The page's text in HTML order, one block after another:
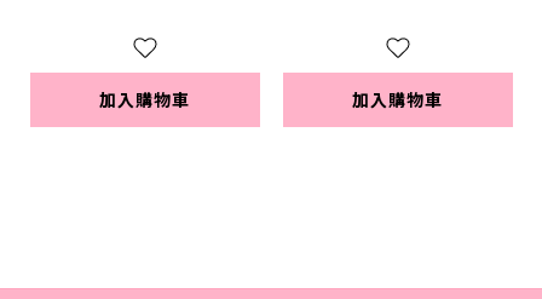
加入購物車 加入購物車